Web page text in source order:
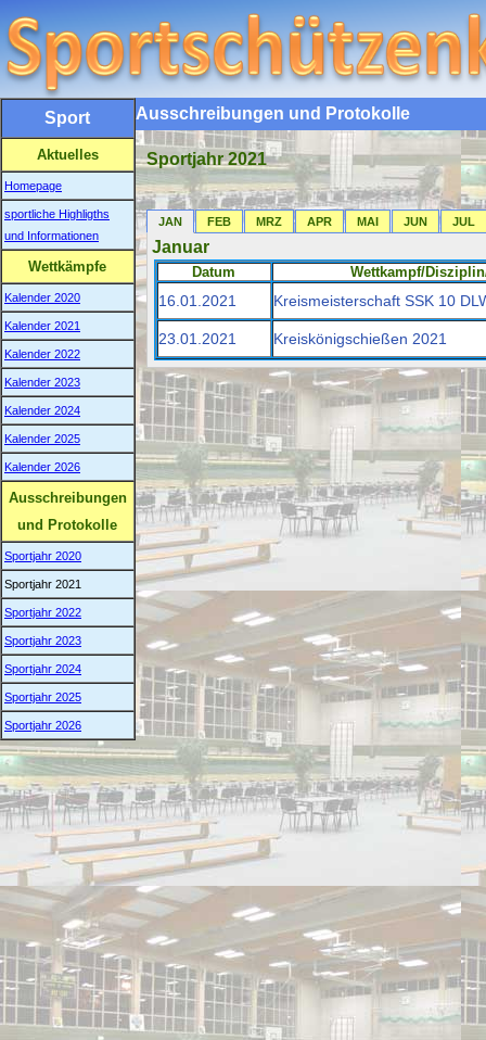
Sport
Aktuelles
Homepage
sportliche Highligths
und Informationen
Wettkämpfe
Kalender 2020
Kalender 2021
Kalender 2022
Kalender 2023
Kalender 2024
Kalender 2025
Kalender 2026
Ausschreibungen
und Protokolle
Sportjahr 2020
Sportjahr 2021
Sportjahr 2022
Sportjahr 2023
Sportjahr 2024
Sportjahr 2025
Sportjahr 2026
Ausschreibungen und Protokolle
Sportjahr 2021
JAN FEB MRZ APR MAI JUN JUL
Januar
Datum Wettkampf/
16.01.2021 Kreismeisterschaft SSK 10
23.01.2021 Kreiskönigschießen 2021